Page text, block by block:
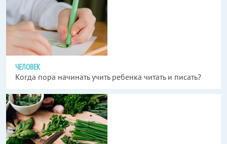
ЧЕЛОВЕК
Когда пора начинать учить ребенка читать и писать?